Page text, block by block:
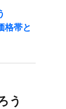
格帯と​
う